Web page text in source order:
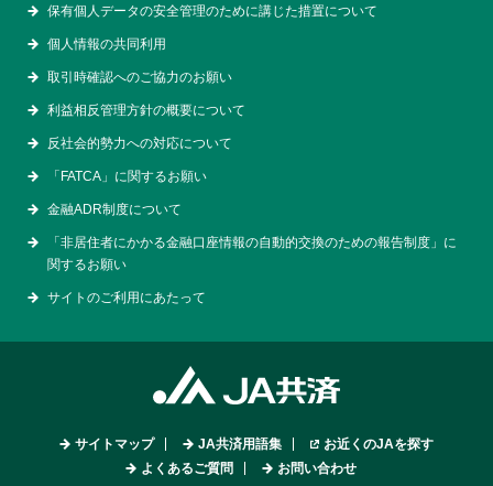
保有個人データの安全管理のために講じた措置について
個人情報の共同利用
取引時確認へのご協力のお願い
利益相反管理方針の概要について
反社会的勢力への対応について
「FATCA」に関するお願い
金融ADR制度について
「非居住者にかかる金融口座情報の自動的交換のための報告制度」に
関するお願い
サイトのご利用にあたって
サイトマップ JA共済用語集
お近くのJAを探す
よくあるご質問
お問い合わせ